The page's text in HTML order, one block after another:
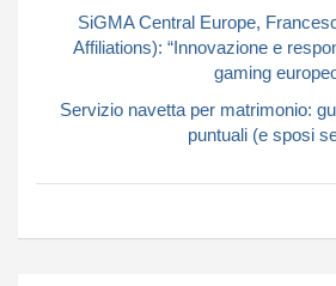
SiGMA Central Europe,
Affiliations): “Innovazione e
gaming
Servizio navetta per matrimonio:
puntuali (e sposi